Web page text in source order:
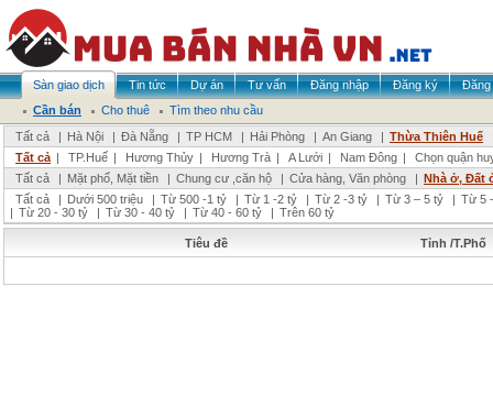
Sàn giao dịch Tin tức Dự án Tư vấn Đăng nhập Đăng ký
Đăng
Cần bán
Cho thuê
Tìm theo nhu cầu
Tất cả
| Hà Nội | Đà Nẵng | TP HCM | Hải Phòng | An Giang | Thừa Thiên Huế
Tất cả | TP.Huế | Hương Thủy | Hương Trà | A Lưới | Nam Đông |
Chọn quận
Tất cả
| Mặt phố, Mặt tiền | Chung cư ,căn hộ | Cửa hàng, Văn phòng | Nhà ở, Đất
Tất cả
| Dưới 500 triệu | Từ 500 -1 tỷ | Từ 1 -2 tỷ | Từ 2 -3 tỷ | Từ 3 – 5 tỷ | Từ 5
| Từ 20 - 30 tỷ | Từ 30 - 40 tỷ | Từ 40 - 60 tỷ | Trên 60 tỷ
Tiêu đề Tỉnh /T.Phố